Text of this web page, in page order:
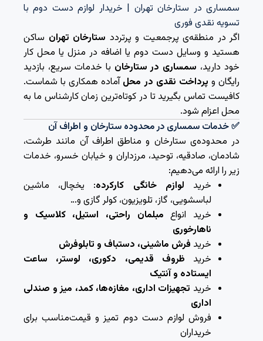
سمساری در ستارخان تهران | خریدار لوازم دست دوم با
تسویه نقدی فوری
اگر در منطقه‌ی پرجمعیت و پرتردد ستارخان تهران ساکن
هستید و وسایل دست دوم یا اضافه در منزل یا محل کار
خود دارید، سمساری در ستارخان با خدمات سریع، بازدید
رایگان و پرداخت نقدی در محلآماده همکاری با شماست.
کافیست تماس بگیرید تا در کوتاه‌ترین زمان کارشناس ما به
محل اعزام شود.
✅ خدمات سمساری در محدوده ستارخان و اطراف آن
در محدوده‌ی ستارخان و مناطق اطراف آن مانند طرشت،
شادمان، صادقیه، توحید، مرزداران و خیابان خسرو، خدمات
زیر را ارائه می‌دهیم:
خرید لوازم خانگی کارکرده: یخچال، ماشین
لباسشویی، گاز، تلویزیون، کولر گازی و…
خرید انواع مبلمان راحتی، استیل، کلاسیک و
ناهارخوری
خرید فرش ماشینی، دستباف و تابلوفرش
خرید ظروف قدیمی، دکوری، لوستر، ساعت
ایستاده و آنتیک
خرید تجهیزات اداری، مغازه‌ها، کمد، میز و صندلی
اداری
فروش لوازم دست دوم تمیز و قیمت‌مناسب برای
خریداران